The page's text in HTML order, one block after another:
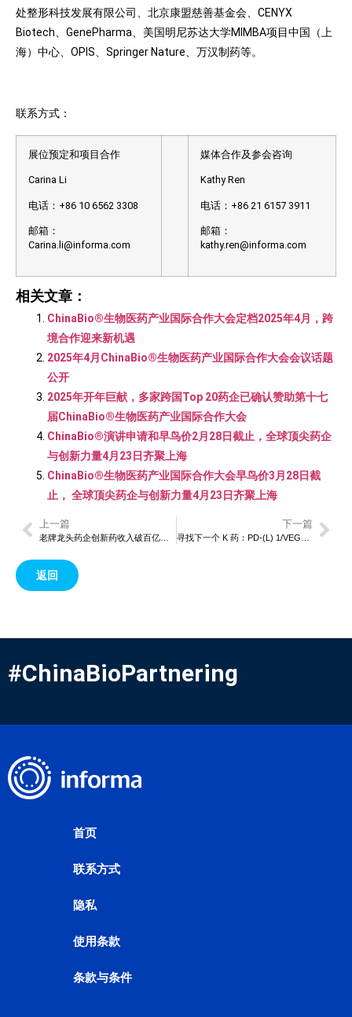
处整形科技发展有限公司、北京康盟慈善基金会、CENYX
Biotech、GenePharma、美国明尼苏达大学MIMBA项目中国（上
海）中心、OPIS、Springer Nature、万汉制药等。
联系方式：
展位预定和项目合作
Carina Li
电话：+86 10 6562 3308
邮箱：
Carina.li@informa.com
媒体合作及参会咨询
Kathy Ren
电话：+86 21 6157 3911
邮箱：
kathy.ren@informa.com
相关文章：
ChinaBio®生物医药产业国际合作大会定档2025年4月，跨
境合作迎来新机遇
2025年4月ChinaBio®生物医药产业国际合作大会会议话题
公开
2025年开年巨献，多家跨国Top 20药企已确认赞助第十七
届ChinaBio®生物医药产业国际合作大会
ChinaBio®演讲申请和早鸟价2月28日截止，全球顶尖药企
与创新力量4月23日齐聚上海
ChinaBio®生物医药产业国际合作大会早鸟价3月28日截
止， 全球顶尖药企与创新力量4月23日齐聚上海
上一篇 下一篇
返回
#ChinaBioPartnering
首页
联系方式
隐私
使用条款
条款与条件